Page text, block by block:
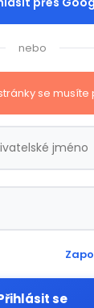
nebo
se musíte
se